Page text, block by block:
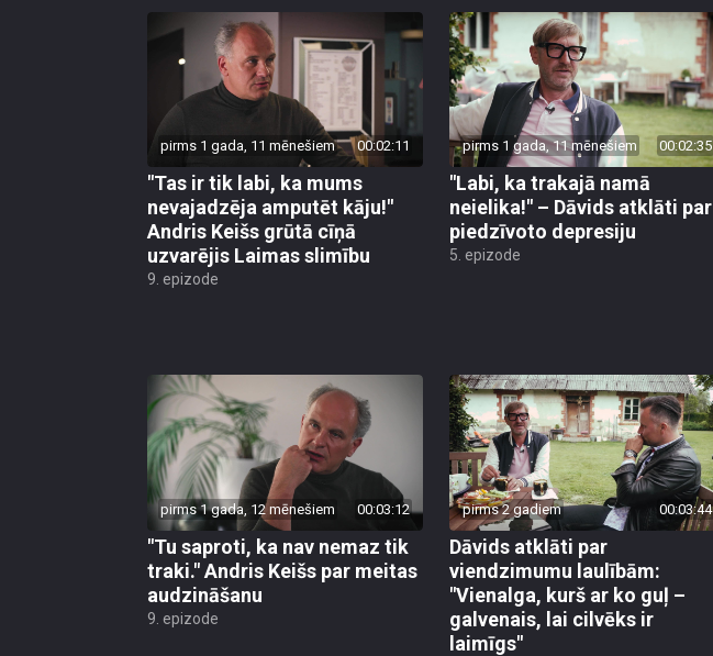
pirms 1 gada, 11 mēnešiem 00:02:11
"Tas ir tik labi, ka mums
nevajadzēja amputēt kāju!"
Andris Keišs grūtā cīņā
uzvarējis Laimas slimību
9. epizode
pirms 1 gada, 11 mēnešiem 00:02:35
"Labi, ka trakajā namā
neielika!" – Dāvids atklāti par
piedzīvoto depresiju
5. epizode
pirms 1 gada, 12 mēnešiem 00:03:12
"Tu saproti, ka nav nemaz tik
traki." Andris Keišs par meitas
audzināšanu
9. epizode
pirms 2 gadiem 00:03:44
Dāvids atklāti par
viendzimumu laulībām:
"Vienalga, kurš ar ko guļ –
galvenais, lai cilvēks ir
laimīgs"